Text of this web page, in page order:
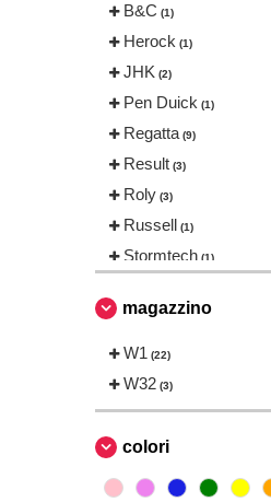
B&C (1)
Herock (1)
JHK (2)
Pen Duick (1)
Regatta (9)
Result (3)
Roly (3)
Russell (1)
Stormtech (1)
magazzino
W1 (22)
W32 (3)
colori